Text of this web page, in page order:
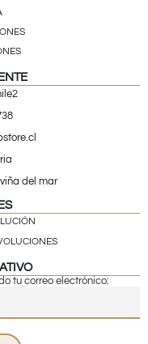
del mar
tu correo electrónico: